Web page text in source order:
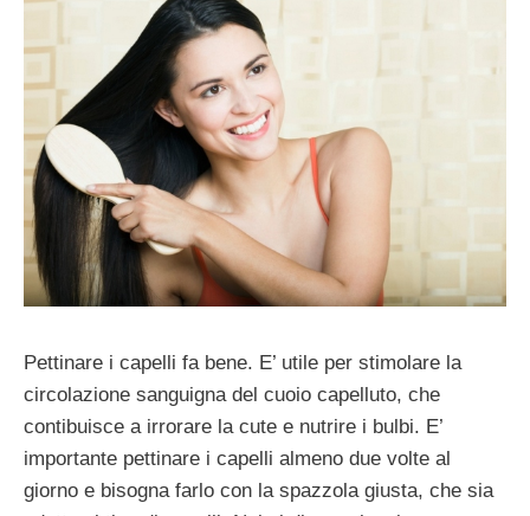
Pettinare i capelli fa bene. E’ utile per stimolare la
circolazione sanguigna del cuoio capelluto, che
contibuisce a irrorare la cute e nutrire i bulbi. E’
importante pettinare i capelli almeno due volte al
giorno e bisogna farlo con la spazzola giusta, che sia